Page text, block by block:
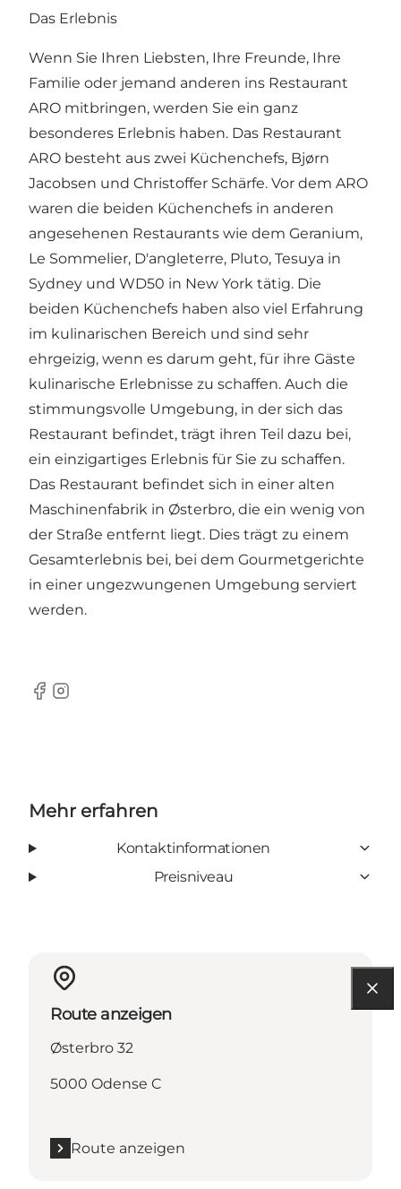
Das Erlebnis
Wenn Sie Ihren Liebsten, Ihre Freunde, Ihre
Familie oder jemand anderen ins Restaurant
ARO mitbringen, werden Sie ein ganz
besonderes Erlebnis haben. Das Restaurant
ARO besteht aus zwei Küchenchefs, Bjørn
Jacobsen und Christoffer Schärfe. Vor dem ARO
waren die beiden Küchenchefs in anderen
angesehenen Restaurants wie dem Geranium,
Le Sommelier, D'angleterre, Pluto, Tesuya in
Sydney und WD50 in New York tätig. Die
beiden Küchenchefs haben also viel Erfahrung
im kulinarischen Bereich und sind sehr
ehrgeizig, wenn es darum geht, für ihre Gäste
kulinarische Erlebnisse zu schaffen. Auch die
stimmungsvolle Umgebung, in der sich das
Restaurant befindet, trägt ihren Teil dazu bei,
ein einzigartiges Erlebnis für Sie zu schaffen.
Das Restaurant befindet sich in einer alten
Maschinenfabrik in Østerbro, die ein wenig von
der Straße entfernt liegt. Dies trägt zu einem
Gesamterlebnis bei, bei dem Gourmetgerichte
in einer ungezwungenen Umgebung serviert
werden.
Facebook
Instagram
Mehr erfahren
Kontaktinformationen
Preisniveau
Route anzeigen
Østerbro 32
5000 Odense C
Route anzeigen